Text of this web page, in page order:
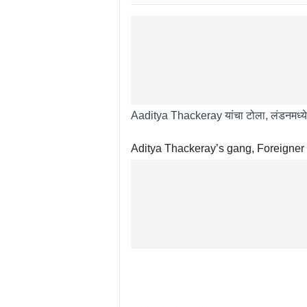
Aaditya Thackeray यांचा टोला,
Aditya Thackeray’s gang,